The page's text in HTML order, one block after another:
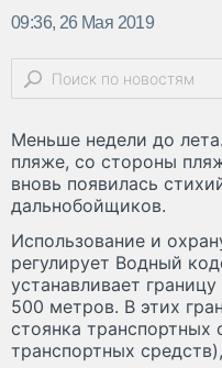
09:36, 26 Мая 2019
Меньше недели до
пляже, со стороны
вновь появилась
дальнобойщиков.
Использование и
регулирует Водный
устанавливает
500 метров. В этих
стоянка транспортных
транспортных